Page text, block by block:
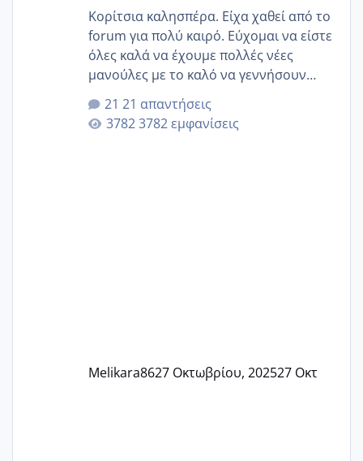
Κορίτσια καλησπέρα. Είχα χαθεί από το
forum για πολύ καιρό. Εύχομαι να είστε
όλες καλά να έχουμε πολλές νέες
μανούλες με το καλό να γεννήσουν
αυτές που ήδη περιμένουν. Να πάρουν
γερα μωράκια στην αγκαλίτσα τους
🙏🏼🙏🏼 Ας πάμε λοιπόν στο θέμα μου.
21 απαντήσεις
3782 εμφανίσεις
Melikara8627 Οκτωβρίου, 202527 Οκτ